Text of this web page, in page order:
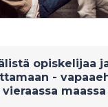
opiskelijaa
-
maassa